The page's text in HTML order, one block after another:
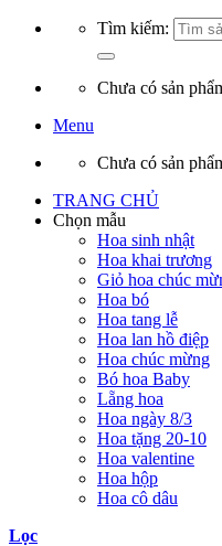
Tìm kiếm:
Chưa có sản
Menu
Chưa có sản
TRANG CHỦ
Chọn mẫu
Hoa sinh nhật
Hoa khai trương
Giỏ hoa chúc
Hoa bó
Hoa tang lễ
Hoa lan hồ điệp
Hoa chúc mừng
Bó hoa Baby
Lẵng hoa
Hoa ngày 8/3
Hoa tặng 20-10
Hoa valentine
Hoa hộp
Hoa cô dâu
Lọc